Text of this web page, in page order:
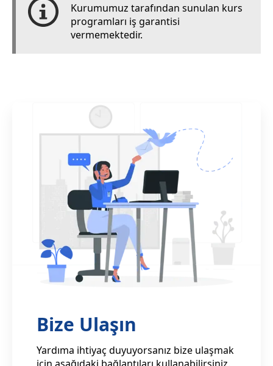
Kurumumuz tarafından sunulan kurs
programları iş garantisi
vermemektedir.
Bize Ulaşın
Yardıma ihtiyaç duyuyorsanız bize ulaşmak